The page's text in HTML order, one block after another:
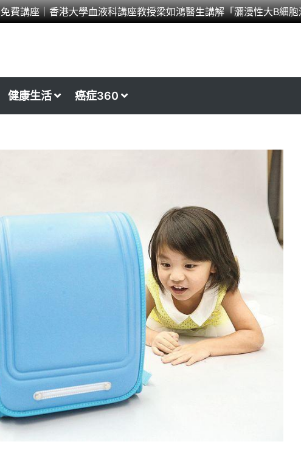
免費講座｜香港大學血液科講座教授梁如鴻醫生講解「瀰漫性大B細
健康生活 癌症360